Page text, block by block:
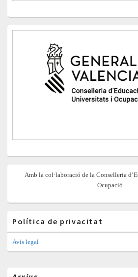
Amb la col·laboració de la Conselleria
Ocupació
Política de privacitat
Avís legal